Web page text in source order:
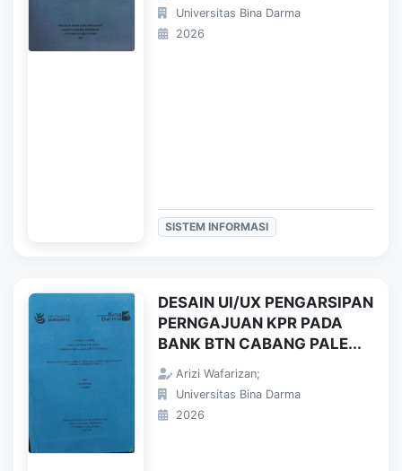
Universitas Bina Darma
2026
SISTEM INFORMASI
DESAIN UI/UX PENGARSIPAN
PERNGAJUAN KPR PADA
BANK BTN CABANG PALE...
Arizi Wafarizan;
Universitas Bina Darma
2026